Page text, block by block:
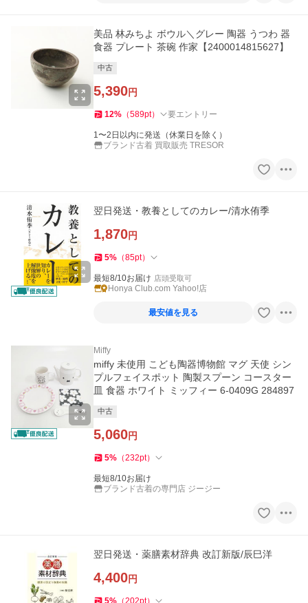
美品 林みちよ ボウル＼グレー 陶器 うつわ 器
食器 プレート 茶碗 作家【2400014815627】
中古
5,390円
12% （589pt） 要エントリー
1〜2日以内に発送（休業日を除く）
ブランド古着 買取販売 TRESOR
翌日発送・教養としてのカレー/清水侑季
1,870円
5% （85pt）
最短8/10お届け 店頭受取可
Honya Club.com Yahoo!店
最安値を見る
Miffy
miffy 未使用 こども陶器博物館 マグ 天使 シン
プルフェイスポット 陶製スプーン コースター
皿 食器 ホワイト ミッフィー 6-0409G 284897
中古
5,060円
5% （232pt）
最短8/10お届け
ブランド古着の専門店 ジージー
翌日発送・薬膳素材辞典 改訂新版/辰巳洋
4,400円
5% （202pt）